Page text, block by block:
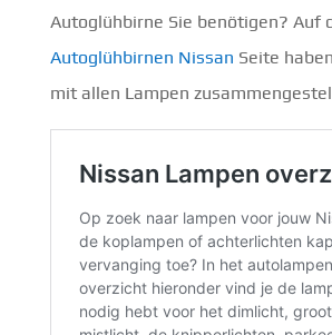
Autoglühbirne Sie benötigen? Auf
Autoglühbirnen Nissan Seite
mit allen Lampen